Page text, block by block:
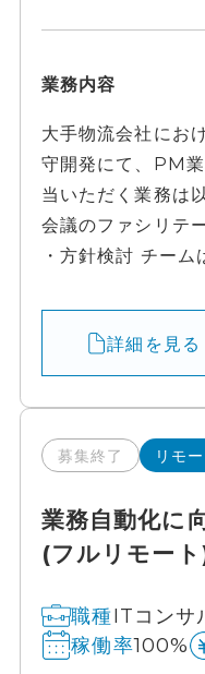
業務内容
大手物流会社にお
守開発にて、PM
当いただく業務は
会議のファシリテ
・方針検討 チーム
詳細を見る
募集終了 リモ
業務自動化に
(フルリモー
職種ITコンサ
稼働率100%